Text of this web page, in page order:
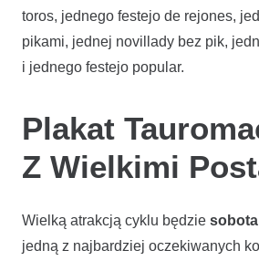
toros, jednego festejo de rejones,
pikami, jednej novillady bez pik,
i jednego festejo popular.
Plakat
Z Wielkimi
Wielką atrakcją cyklu będzie
jedną z najbardziej oczekiwanych